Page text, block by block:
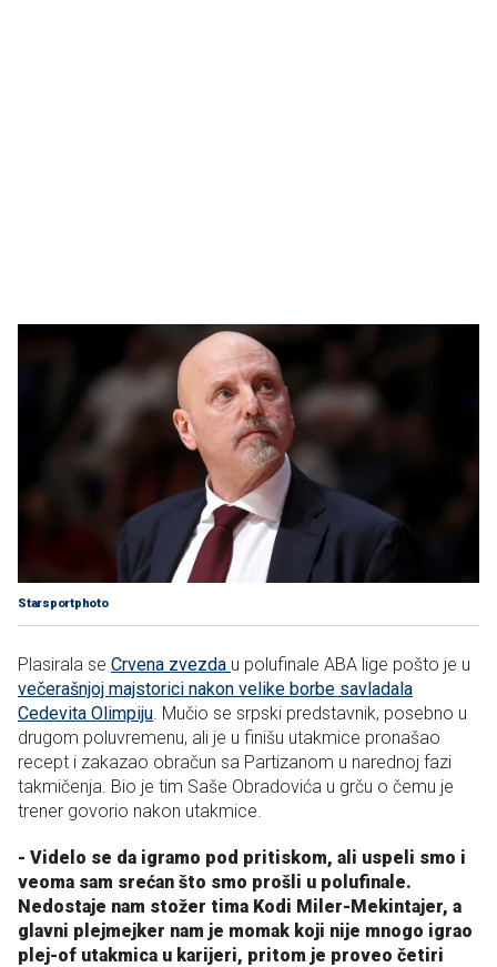
Starsportphoto
Plasirala se Crvena zvezda u polufinale ABA lige pošto je u
večerašnjoj majstorici nakon velike borbe savladala
Cedevita Olimpiju . Mučio se srpski predstavnik, posebno u
drugom poluvremenu, ali je u finišu utakmice pronašao
recept i zakazao obračun sa Partizanom u narednoj fazi
takmičenja. Bio je tim Saše Obradovića u grču o čemu je
trener govorio nakon utakmice.
- Videlo se da igramo pod pritiskom, ali uspeli smo i
veoma sam srećan što smo prošli u polufinale.
Nedostaje nam stožer tima Kodi Miler-Mekintajer, a
glavni plejmejker nam je momak koji nije mnogo igrao
plej-of utakmica u karijeri, pritom je proveo četiri